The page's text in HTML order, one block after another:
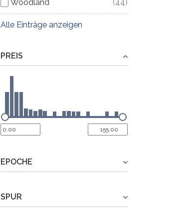
PIKO (1)
Roco (1)
Viessmann (4)
Woodland (44)
Alle Einträge anzeigen
PREIS
EPOCHE
SPUR